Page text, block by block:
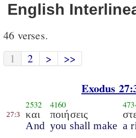
English
46 verses.
1
2 > >>
Exodus
27:3
2532
και
And
4160
ποιήσεις
you shall make a